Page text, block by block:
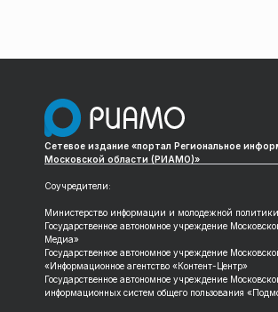
Сетевое издание «портал Региональное
Московской области (РИАМО)»
Соучредители:
Министерство информации и молодежной
Государственное автономное учреждение
Медиа»
Государственное автономное учреждение
«Информационное агентство «Контент-Центр»
Государственное автономное учреждение
информационных систем общего пользования